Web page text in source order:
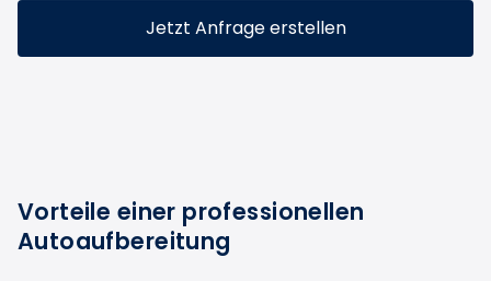
Jetzt Anfrage erstellen
Vorteile einer professionellen
Autoaufbereitung